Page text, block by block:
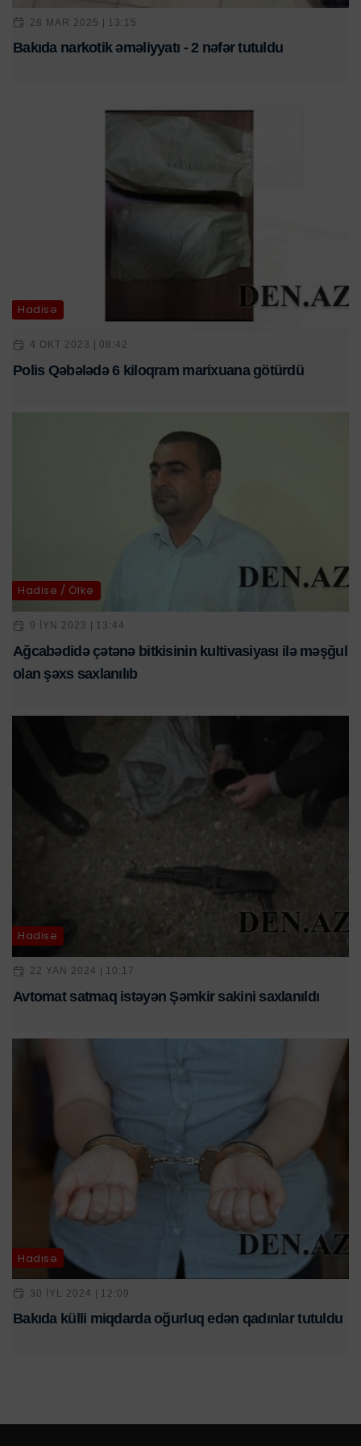
28 MAR 2025 | 13:15
Bakıda narkotik əməliyyatı - 2 nəfər tutuldu
Hadisə
4 OKT 2023 | 08:42
Polis Qəbələdə 6 kiloqram marixuana götürdü
Hadisə / Ölkə
9 IYN 2023 | 13:44
Ağcabədidə çətənə bitkisinin kultivasiyası ilə məşğul
olan şəxs saxlanılıb
Hadisə
22 YAN 2024 | 10:17
Avtomat satmaq istəyən Şəmkir sakini saxlanıldı
Hadisə
30 IYL 2024 | 12:09
Bakıda külli miqdarda oğurluq edən qadınlar tutuldu